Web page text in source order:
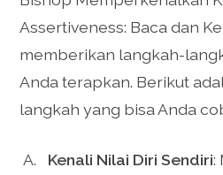
Assertiveness: Baca dan
memberikan langkah-
Anda terapkan. Berikut
langkah yang bisa Anda
Kenali Nilai Diri Sendiri: